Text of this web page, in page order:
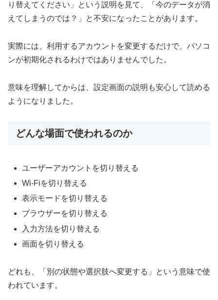
り替えてください」という説明を見て、「今のデータが消
えてしまうのでは？」と不安になったことがあります。
実際には、利用するアカウントを変更するだけで、パソコ
ンが初期化されるわけではありませんでした。
意味を理解してからは、設定画面の説明も安心して読める
ようになりました。
どんな場面で使われるのか
ユーザーアカウントを切り替える
Wi-Fiを切り替える
表示モードを切り替える
ブラウザーを切り替える
入力方法を切り替える
画面を切り替える
どれも、「別の状態や選択肢へ変更する」という意味で使
われています。